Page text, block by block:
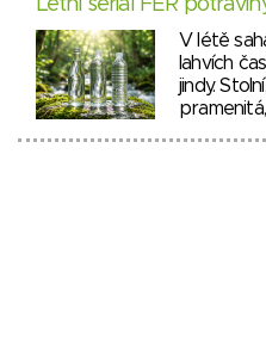
Letní seriál FÉR
V létě
lahvích
jindy.